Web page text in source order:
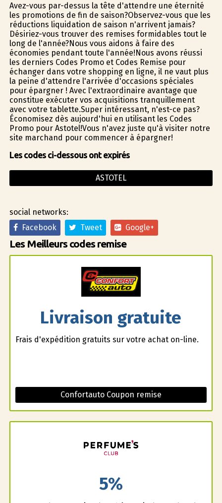
Avez-vous par-dessus la tête d'attendre une éternité
les promotions de fin de saison?Observez-vous que les
réductions liquidation de saison n'arrivent jamais?
Désiriez-vous trouver des remises formidables tout le
long de l'année?Nous vous aidons à faire des
économies pendant toute l'année!Nous avons réussi
les derniers Codes Promo et Codes Remise pour
échanger dans votre shopping en ligne, il ne vaut plus
la peine d'attendre l'arrivée d'occasions spéciales
pour épargner ! Avec l'extraordinaire avantage que
constitue exécuter vos acquisitions tranquillement
avec votre tablette.Super intéressant, n'est-ce pas?
Économisez dès aujourd'hui en utilisant les Codes
Promo pour Astotel!Vous n'avez juste qu'à visiter notre
site marchand pour commencer à épargner!
Les codes ci-dessous ont expirés
ASTOTEL
social networks:
Facebook
Tweet Google+
Les Meilleurs codes remise
Livraison gratuite
Frais d'expédition gratuits sur votre achat on-line.
Confortauto Coupon remise
5%